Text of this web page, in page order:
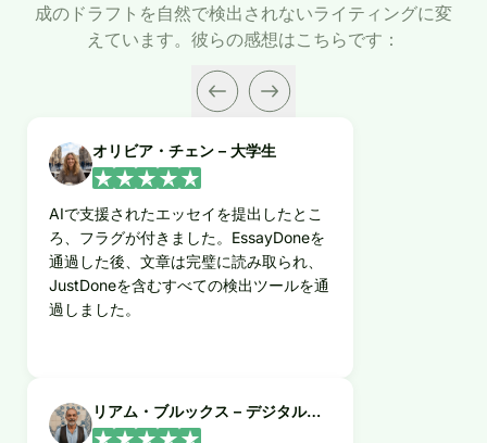
成のドラフトを自然で検出されないライティングに変
えています。彼らの感想はこちらです：
オリビア・チェン – 大学生
AIで支援されたエッセイを提出したとこ
ろ、フラグが付きました。EssayDoneを
通過した後、文章は完璧に読み取られ、
JustDoneを含むすべての検出ツールを通
過しました。
リアム・ブルックス – デジタルマーケティングマネージャー